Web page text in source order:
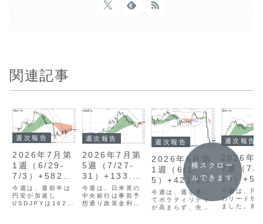
関連記事
週次報告
2026年7月第
1週（6/29-
7/3）+582.7
pips
今週は、週前半は
円安が加速し
USDJPYは162円
週次報告
2026年7月第
5週（7/27-
31）+133.5p
ips
今週は、日米英の
中央銀行は事前予
想通り政策金利を
週次報告
2026年6月第
1週（6/1-
5）+421.2pi
ps
今週は、週を通し
てボラティリティ
が高まらず、先週
週次報告
2026年7
2週（7/
10）
ips
今週は、円
のリード役
ました。前
横スクロー
ルできます